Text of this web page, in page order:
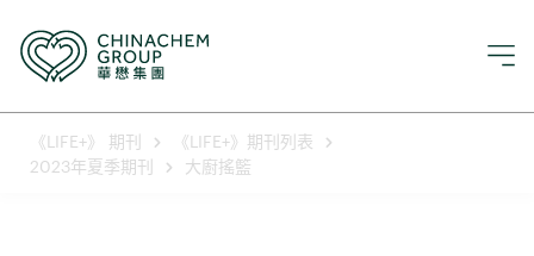
《LIFE+》 期刊
《LIFE+》期刊列表
2023年夏季期刊
大廚搖籃